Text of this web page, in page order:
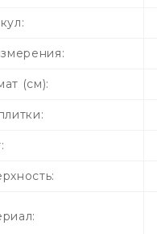
(см):